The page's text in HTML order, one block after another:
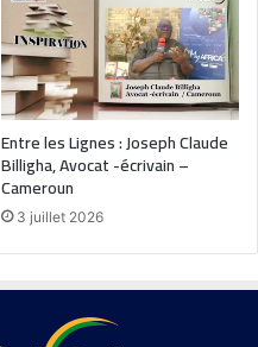
Entre les Lignes : Joseph Claude
Billigha, Avocat -écrivain –
Cameroun
3 juillet 2026